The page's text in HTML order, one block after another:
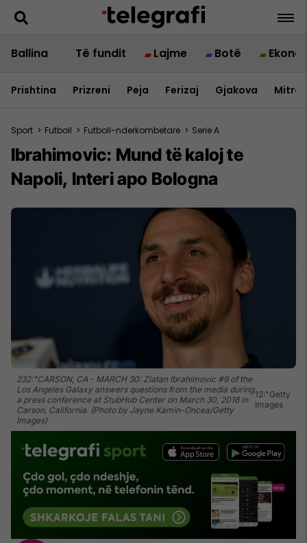
Ballina Të fundit Lajme Botë
Prishtina Prizreni Peja Ferizaj Gjakova
Sport > Futboll > Futboll-nderkombetare > Serie A
Ibrahimovic: Mund të kaloj te
Napoli, Interi apo Bologna
232:"CARSON, CA - MARCH 30: Zlatan Ibrahimovic #9 of the
Los Angeles Galaxy answers questions from the media during
a press conference at StubHub Center on March 30, 2018 in
Carson, California. (Photo by Jayne Kamin-Oncea/Getty
Images)
12:"Getty
Images